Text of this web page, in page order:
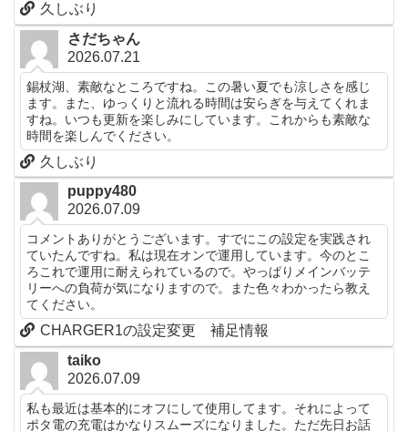
久しぶり
さだちゃん
2026.07.21
錫杖湖、素敵なところですね。この暑い夏でも涼しさを感じ
ます。また、ゆっくりと流れる時間は安らぎを与えてくれま
すね。いつも更新を楽しみにしています。これからも素敵な
時間を楽しんでください。
久しぶり
puppy480
2026.07.09
コメントありがとうございます。すでにこの設定を実践され
ていたんですね。私は現在オンで運用しています。今のとこ
ろこれで運用に耐えられているので。やっぱりメインバッテ
リーへの負荷が気になりますので。また色々わかったら教え
てください。
CHARGER1の設定変更 補足情報
taiko
2026.07.09
私も最近は基本的にオフにして使用してます。それによって
ポタ電の充電はかなりスムーズになりました。ただ先日お話